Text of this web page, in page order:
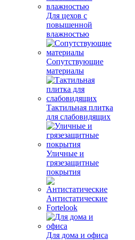
Для цехов с
повышенной
влажностью
Сопутствующие
материалы
Тактильная плитка
для слабовидящих
Уличные и
грязезащитные
покрытия
Антистатические
Fortelook
Для дома и офиса